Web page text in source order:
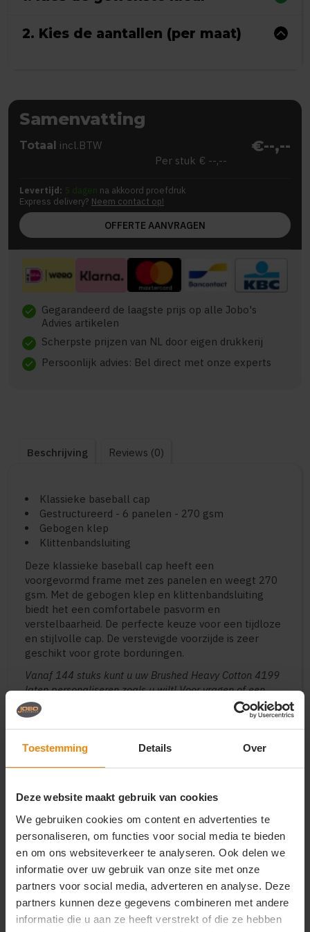
Toestemming Details Over
Deze website maakt gebruik van cookies
We gebruiken cookies om content en advertenties te
personaliseren, om functies voor social media te bieden
en om ons websiteverkeer te analyseren. Ook delen we
informatie over uw gebruik van onze site met onze
partners voor social media, adverteren en analyse. Deze
partners kunnen deze gegevens combineren met andere
informatie die u aan ze heeft verstrekt of die ze hebben
2. Kies de aantallen (per maat)
Samenvatting
Totaal incl.BTW €--,--
Per stuk € --,--
Levertijd: 5 dagen na akkoord proefdruk
Express delivery? Neem contact op!
OFFERTE AANVRAGEN
check Gegarandeerd de laagste prijs op alle Jobo's
Advies artikelen
check Scherpste prijzen van NL door eigen drukkerij
check Persoonlijk advies: Bel direct met onze experts
Beschrijving Reviews (0)
Klassieke baseball cap
Gestructureerd - 6 panelen - 270 gsm
Gebogen klep
Klittenbandsluiting
Deze klassieke baseball cap heeft een
voorgevormd frame met zes panelen en weegt 270
gsm. Met de gebogen klep en klittenbandsluiting
biedt het een comfortabele pasvorm en
verstelbaarheid. De perfecte keuze voor een tijdloze
en stijlvolle cap. De verstevigde voorzijde is zeer
geschikt voor grote borduringen.
Vanaf 144 stuks kunt u uw Brushed Heavy Cotton 4199
laten personaliseren zoals u wilt! Voor vragen of een
offerte mail naar ons salesteam.
op met onze
klantenservice
call +31(0)418 511 972
mail info@jobopromotions.nl
store Bezoek onze showroom:
Provincialeweg 59 - Velddriel